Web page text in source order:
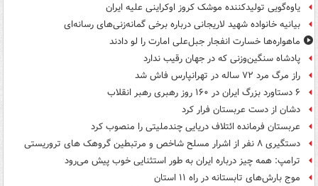
یاوه‌گویی تولیدکننده موشک کروز اوکراینی علیه ایران
بیانیه خانواده شهید لاریجانی درباره برخی گمانه‌زنی‌های رسانه‌ای
ماهواره‌ها خسارت انفجار جبل‌علی امارت را لو دادند
پادشاه سنگین‌وزنی که در جهان رقیب ندارد
راز مرگ مرد ۷۲ ساله در تهرانپارس فاش شد
۶ دستاورد بزرگ ایران در ۱۶۰ روز رهبری رهبر انقلاب
دشان از دست عربستان فرار کرد
عربستان فرمانده ائتلاف دریایی چندملیتی را منصوب کرد
دستگیری ۸ نفر از اشرار مسلح شاخص و مرتبطین گروهک های تروریستی
ترامپ: همه چیز درباره ایران به طور استثنایی خوب پیش می‌رود
موج بارش‌های تابستانه در راه ۱۱ استان